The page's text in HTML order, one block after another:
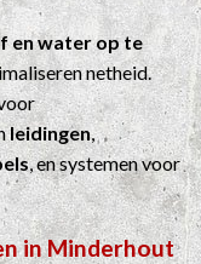
en water op te
netheid.
leidingen,
, en systemen voor
in Minderhout